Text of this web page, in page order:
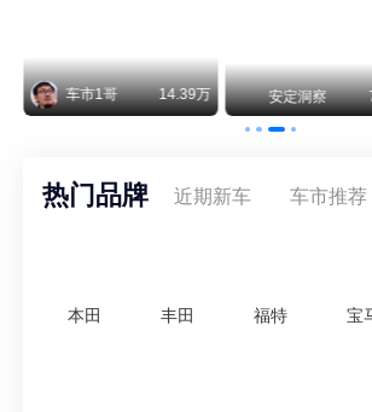
智电出行 8.54万 智电出行
热门品牌 近期新车 车市推荐
本田 丰田 福特 宝